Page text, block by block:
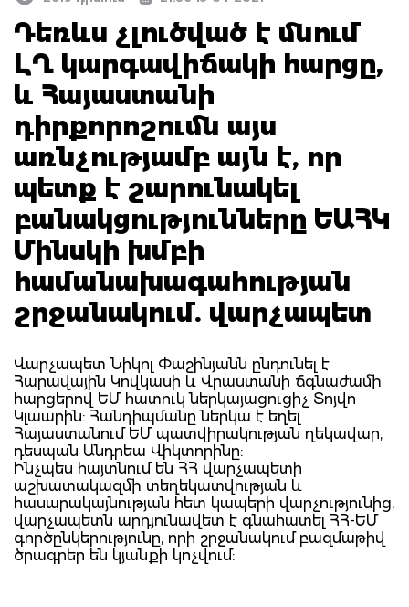
Դեռևս չլուծված է մնում
ԼՂ կարգավիճակի հարցը,
և Հայաստանի
դիրքորոշումն այս
առնչությամբ այն է, որ
պետք է շարունակել
բանակցությունները ԵԱՀԿ
Մինսկի խմբի
համանախագահության
շրջանակում. վարչապետ
Վարչապետ Նիկոլ Փաշինյանն ընդունել է
Հարավային Կովկասի և Վրաստանի ճգնաժամի
հարցերով ԵՄ հատուկ ներկայացուցիչ Տոյվո
Կլաարին: Հանդիպմանը ներկա է եղել
Հայաստանում ԵՄ պատվիրակության ղեկավար,
դեսպան Անդրեա Վիկտորինը:
Ինչպես հայտնում են ՀՀ վարչապետի
աշխատակազմի տեղեկատվության և
հասարակայնության հետ կապերի վարչությունից,
վարչապետն արդյունավետ է գնահատել ՀՀ-ԵՄ
գործընկերությունը, որի շրջանակում բազմաթիվ
ծրագրեր են կյանքի կոչվում: